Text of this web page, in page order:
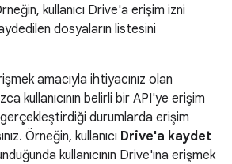
kullanıcı Drive'a erişim izni
dosyaların listesini
amacıyla ihtiyacınız olan
kullanıcının belirli bir API'ye erişim
durumlarda erişim
Örneğin, kullanıcı Drive'a kaydet
kullanıcının Drive'ına erişmek